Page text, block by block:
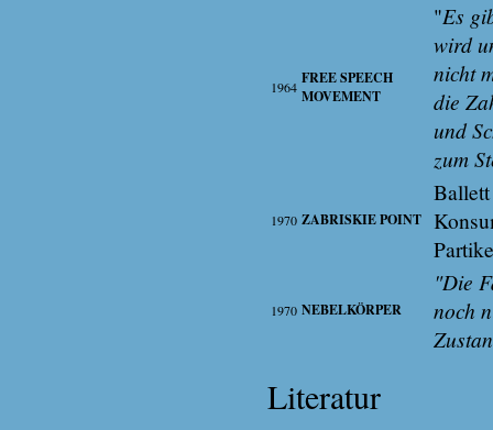
1964 FREE SPEECH
MOVEMENT
"Es
wird
nicht
die
und
zum
1970 ZABRISKIE POINT
1970 NEBELKÖRPER
"Die
noch
Literatur